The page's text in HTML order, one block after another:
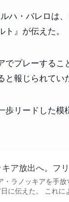
ハ・バレロは
』が伝えた。
プレーする
報じられてい
歩リードした
ア放出へ。フ
・ラノッキアを手
に伝えた。 これ